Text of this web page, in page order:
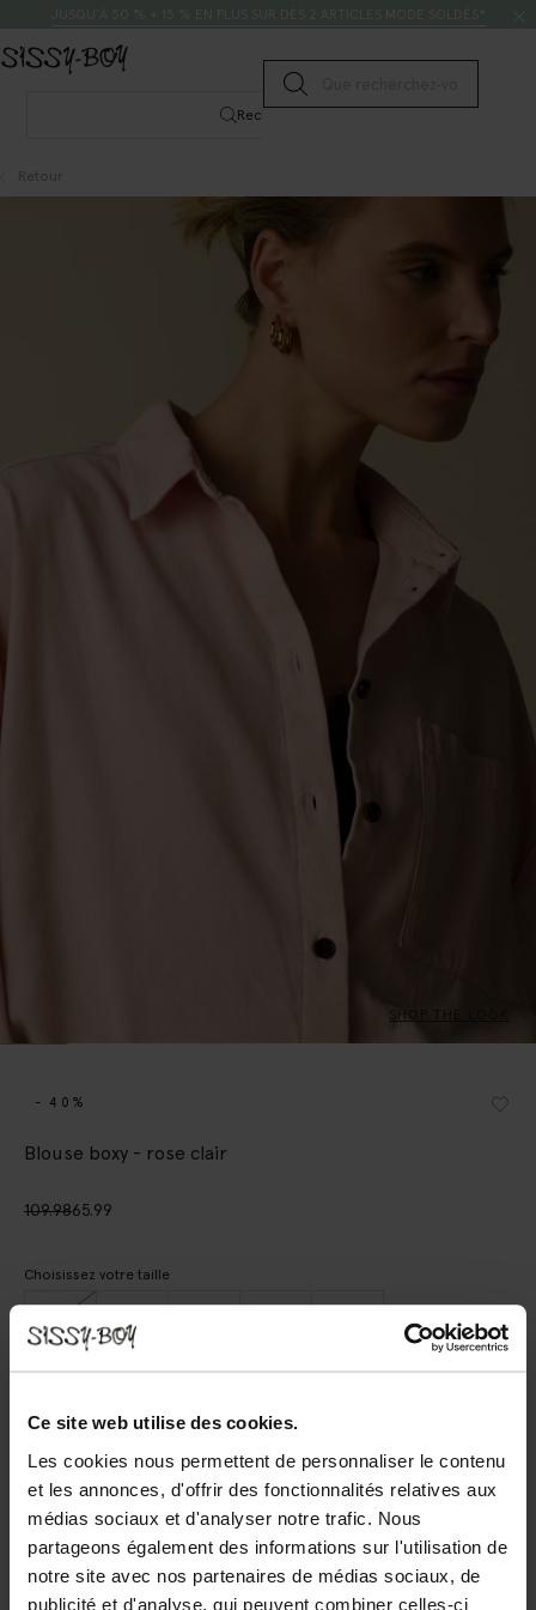
Ce site web utilise des cookies.
Les cookies nous permettent de personnaliser le contenu
et les annonces, d'offrir des fonctionnalités relatives aux
médias sociaux et d'analyser notre trafic. Nous
partageons également des informations sur l'utilisation de
notre site avec nos partenaires de médias sociaux, de
publicité et d'analyse, qui peuvent combiner celles-ci
Lancer la recherche
Rechercher
Retour
SHOP THE LOOK
- 40%
Blouse boxy - rose clair
109.9865.99
Choisissez votre taille
AJOUTER AU PANIER
Livraison rapide
AVIS (2)